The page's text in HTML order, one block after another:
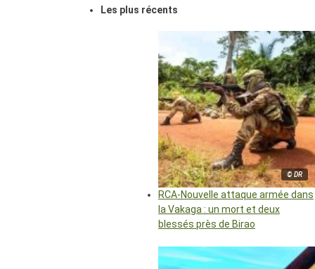
Les plus récents
© DR
RCA-Nouvelle attaque armée dans
la Vakaga : un mort et deux
blessés près de Birao